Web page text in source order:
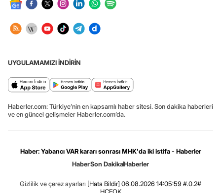
UYGULAMAMIZI İNDİRİN
Haberler.com: Türkiye’nin en kapsamlı haber sitesi. Son dakika haberleri
ve en güncel gelişmeler Haberler.com’da.
Haber: Yabancı VAR kararı sonrası MHK'da iki istifa - Haberler
HaberSon DakikaHaberler
Gizlilik ve çerez ayarları [Hata Bildir] 06.08.2026 14:05:59 #.0.2#
.HCFOK.